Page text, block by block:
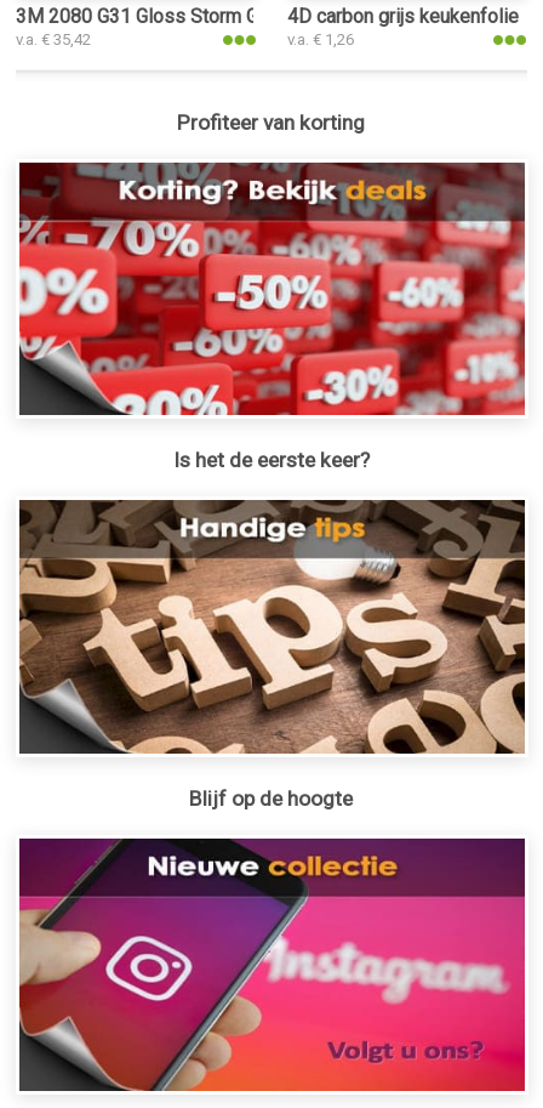
3M 2080 G31 Gloss Storm Gray keukenfolie
v.a. € 35,42
4D carbon grijs keukenfolie
v.a. € 1,26
Profiteer van korting
Is het de eerste keer?
Blijf op de hoogte